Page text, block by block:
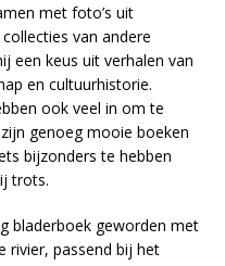
met foto’s uit
van andere
een keus uit verhalen van
en cultuurhistorie.
ook veel in om te
genoeg mooie boeken
bijzonders te hebben
trots.
bladerboek geworden met
rivier, passend bij het